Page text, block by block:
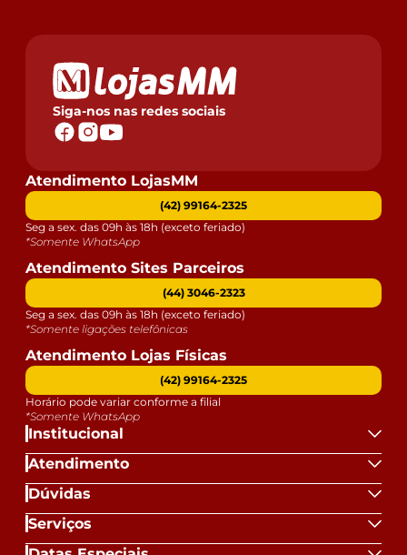
Siga-nos nas redes sociais
Institucional
Atendimento
Dúvidas
Serviços
Atendimento LojasMM
(42) 99164-2325
Seg a sex. das 09h às 18h (exceto feriado)
*Somente WhatsApp
Atendimento Sites Parceiros
(44) 3046-2323
Seg a sex. das 09h às 18h (exceto feriado)
*Somente ligações telefônicas
Atendimento Lojas Físicas
(42) 99164-2325
Horário pode variar conforme a filial
*Somente WhatsApp